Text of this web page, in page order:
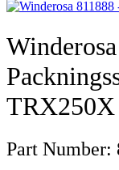
TRX250X
Part Number: